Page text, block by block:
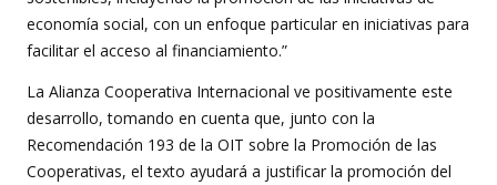
economía social, con un enfoque particular en iniciativas para
facilitar el acceso al financiamiento.”
La Alianza Cooperativa Internacional ve positivamente este
desarrollo, tomando en cuenta que, junto con la
Recomendación 193 de la OIT sobre la Promoción de las
Cooperativas, el texto ayudará a justificar la promoción del